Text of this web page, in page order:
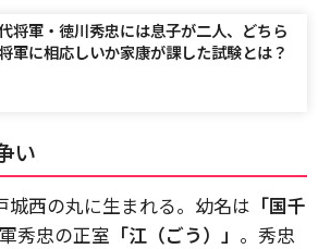
将軍・徳川秀忠には息子が二人、どちら
軍に相応しいか家康が課した試験とは？
い
城西の丸に生まれる。幼名は 「国千
秀忠の正室 「江（ごう）」 。秀忠